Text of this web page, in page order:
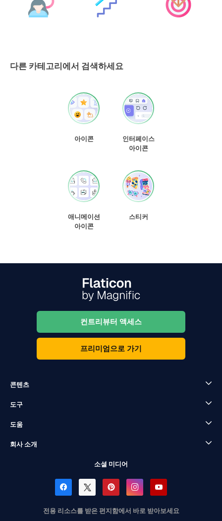
다른 카테고리에서 검색하세요
아이콘
인터페이스
아이콘
애니메이션
아이콘
스티커
컨트리뷰터 액세스
프리미엄으로 가기
콘텐츠
도구
도움
회사 소개
소셜 미디어
전용 리소스를 받은 편지함에서 바로 받아보세요